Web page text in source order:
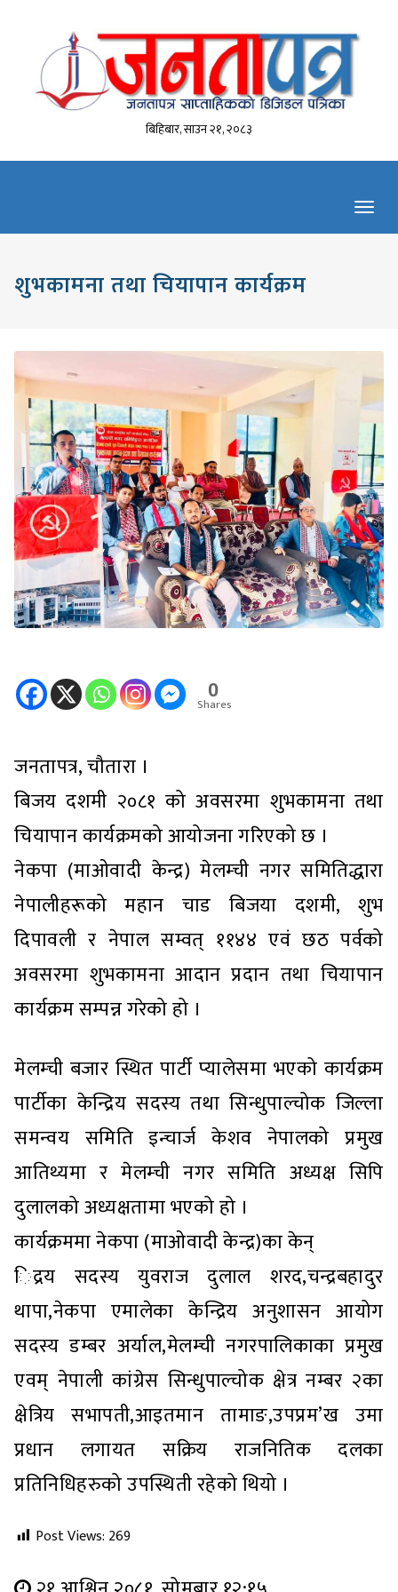
बिहिबार, साउन २१, २०८३
शुभकामना तथा चियापान कार्यक्रम
0
Shares
जनतापत्र, चौतारा ।
बिजय दशमी २०८१ को अवसरमा शुभकामना तथा
चियापान कार्यक्रमको आयोजना गरिएको छ ।
नेकपा (माओवादी केन्द्र) मेलम्ची नगर समितिद्धारा
नेपालीहरूको महान चाड बिजया दशमी, शुभ
दिपावली र नेपाल सम्वत् ११४४ एवं छठ पर्वको
अवसरमा शुभकामना आदान प्रदान तथा चियापान
कार्यक्रम सम्पन्न गरेको हो ।
मेलम्ची बजार स्थित पार्टी प्यालेसमा भएको कार्यक्रम
पार्टीका केन्द्रिय सदस्य तथा सिन्धुपाल्चोक जिल्ला
समन्वय समिति इन्चार्ज केशव नेपालको प्रमुख
आतिथ्यमा र मेलम्ची नगर समिति अध्यक्ष सिपि
दुलालको अध्यक्षतामा भएको हो ।
कार्यक्रममा नेकपा (माओवादी केन्द्र)का केन्
िद्रय सदस्य युवराज दुलाल शरद,चन्द्रबहादुर
थापा,नेकपा एमालेका केन्द्रिय अनुशासन आयोग
सदस्य डम्बर अर्याल,मेलम्ची नगरपालिकाका प्रमुख
एवम् नेपाली कांग्रेस सिन्धुपाल्चोक क्षेत्र नम्बर २का
क्षेत्रिय सभापती,आइतमान तामाङ,उपप्रम’ख उमा
प्रधान लगायत सक्रिय राजनितिक दलका
प्रतिनिधिहरुको उपस्थिती रहेको थियो ।
Post Views: 269